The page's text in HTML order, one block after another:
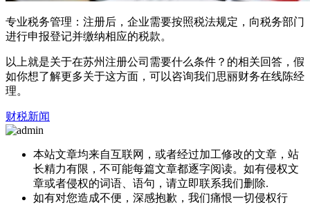
专业税务管理：注册后，企业需要按照税法规定，向税务部门
进行申报登记并缴纳相应的税款。
以上就是关于在苏州注册公司需要什么条件？的相关回答，假
如你想了解更多关于这方面，可以咨询我们思丽财务在线陈经
理。
财税新闻
本站文章均来自互联网，或者经过加工修改的文章，站
长精力有限，不可能每篇文章都逐字阅读。如有侵权文
章或者侵权的词语、语句，请立即联系我们删除.
如有对您造成不便，深感抱歉，我们痛恨一切侵权行